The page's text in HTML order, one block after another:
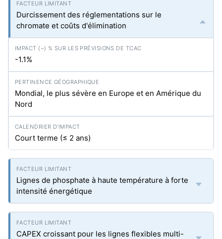
Durcissement des réglementations sur le
chromate et coûts d'élimination
-1.1%
Mondial, le plus sévère en Europe et en Amérique du
Nord
Court terme (≤ 2 ans)
Lignes de phosphate à haute température à forte
intensité énergétique
CAPEX croissant pour les lignes flexibles multi-